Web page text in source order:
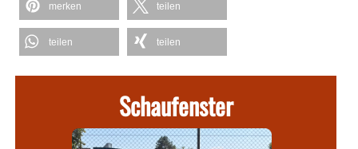
merken teilen
teilen teilen
Schaufenster